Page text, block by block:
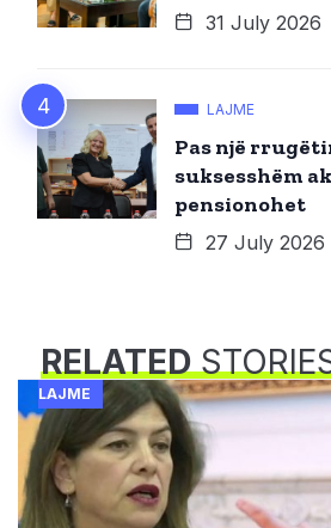
31 July 2026
LAJME
Pas një
suksesshëm
pensionohet
27 July 2026
RELATED
LAJME